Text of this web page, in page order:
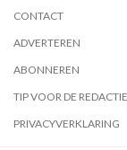
CONTACT
ADVERTEREN
ABONNEREN
TIP VOOR DE REDACTIE
PRIVACYVERKLARING